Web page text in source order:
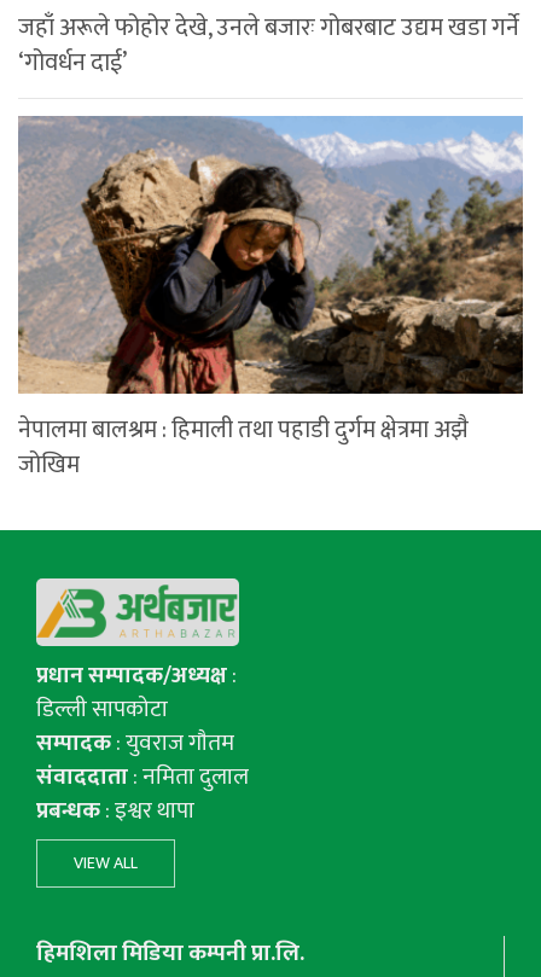
जहाँ अरूले फोहोर देखे, उनले बजारः गोबरबाट उद्यम खडा गर्ने
‘गोवर्धन दाई’
नेपालमा बालश्रम : हिमाली तथा पहाडी दुर्गम क्षेत्रमा अझै
जोखिम
प्रधान सम्पादक/अध्यक्ष:
डिल्ली सापकोटा
सम्पादक: युवराज गाैतम
संवाददाता: नमिता दुलाल
प्रबन्धक: इश्वर थापा
VIEW ALL
हिमशिला मिडिया कम्पनी प्रा.लि.